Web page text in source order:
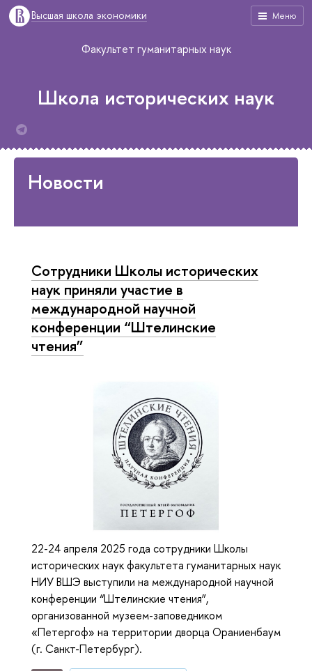
Меню
Высшая школа экономики
Факультет гуманитарных наук
Школа исторических наук
Новости
Сотрудники Школы исторических
наук приняли участие в
международной научной
конференции “Штелинские
чтения”
22-24 апреля 2025 года сотрудники Школы
исторических наук факультета гуманитарных наук
НИУ ВШЭ выступили на международной научной
конференции “Штелинские чтения”,
организованной музеем-заповедником
«Петергоф» на территории дворца Ораниенбаум
(г. Санкт-Петербург).